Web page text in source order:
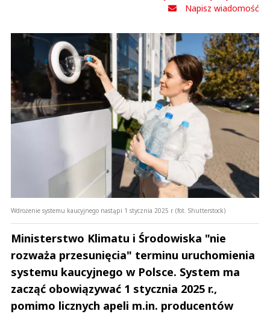
Napisz wiadomość
Wdrożenie systemu kaucyjnego nastąpi 1 stycznia 2025 r. (fot. Shutterstock)
Ministerstwo Klimatu i Środowiska "nie
rozważa przesunięcia" terminu uruchomienia
systemu kaucyjnego w Polsce. System ma
zacząć obowiązywać 1 stycznia 2025 r.,
pomimo licznych apeli m.in. producentów